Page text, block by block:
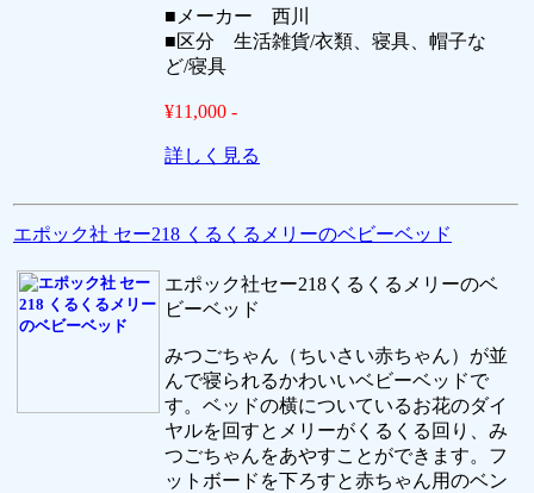
■メーカー 西川
■区分 生活雑貨/衣類、寝具、帽子な
ど/寝具
¥11,000 -
詳しく見る
エポック社 セー218 くるくるメリーのベビーベッド
エポック社セー218くるくるメリーのベ
ビーベッド
みつごちゃん（ちいさい赤ちゃん）が並
んで寝られるかわいいベビーベッドで
す。ベッドの横についているお花のダイ
ヤルを回すとメリーがくるくる回り、み
つごちゃんをあやすことができます。フ
ットボードを下ろすと赤ちゃん用のベン